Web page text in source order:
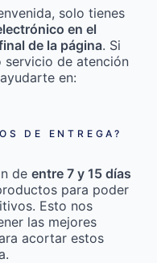
solo tienes
en el
de la página. Si
servicio de atención
en:
DE ENTREGA?
de entre 7 y 15 días
para poder
Esto nos
las mejores
acortar estos